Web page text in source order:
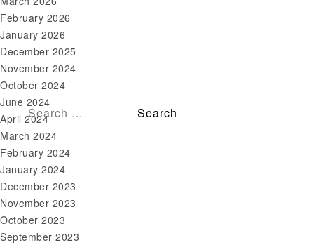
February 2026
January 2026
December 2025
November 2024
October 2024
June 2024
April 2024
March 2024
February 2024
January 2024
December 2023
November 2023
October 2023
September 2023